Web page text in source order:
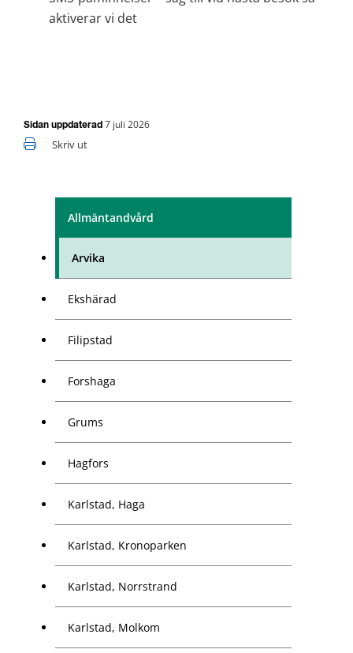
Allmäntandvård
Arvika
Ekshärad
Filipstad
Forshaga
Grums
Hagfors
Karlstad, Haga
Karlstad, Kronoparken
Karlstad, Norrstrand
Karlstad, Molkom
aktiverar vi det
Sidan uppdaterad 7 juli 2026
Skriv ut